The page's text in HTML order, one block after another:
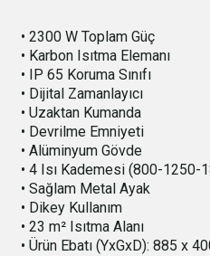
• 2300 W Toplam Güç
• Karbon Isıtma Elemanı
• IP 65 Koruma Sınıfı
• Dijital Zamanlayıcı
• Uzaktan Kumanda
• Devrilme Emniyeti
• Alüminyum Gövde
• 4 Isı Kademesi (800-1250-
• Sağlam Metal Ayak
• Dikey Kullanım
• 23 m² Isıtma Alanı
• Ürün Ebatı (YxGxD): 885 x